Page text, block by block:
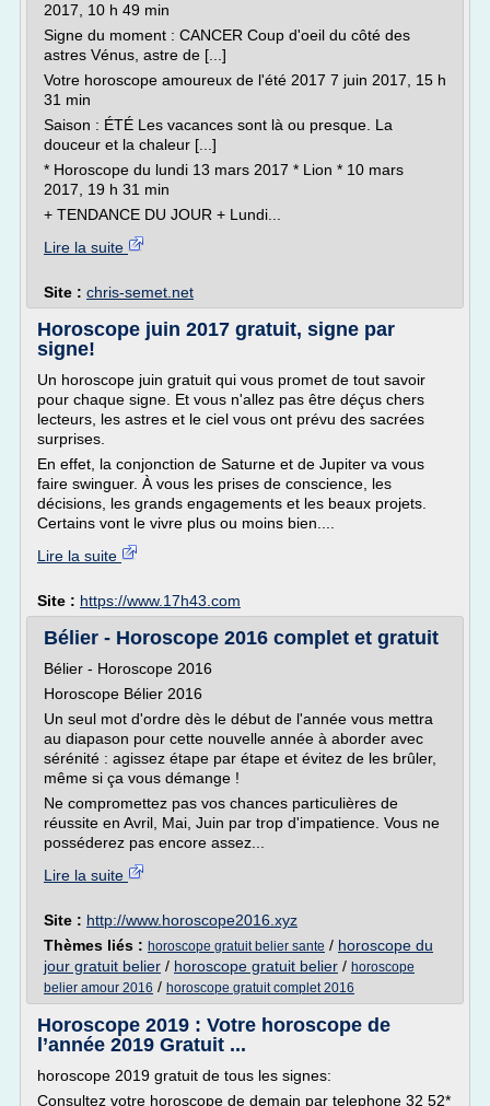
2017, 10 h 49 min
Signe du moment : CANCER Coup d'oeil du côté des
astres Vénus, astre de [...]
Votre horoscope amoureux de l'été 2017 7 juin 2017, 15 h
31 min
Saison : ÉTÉ Les vacances sont là ou presque. La
douceur et la chaleur [...]
* Horoscope du lundi 13 mars 2017 * Lion * 10 mars
2017, 19 h 31 min
+ TENDANCE DU JOUR + Lundi...
Lire la suite
Site : chris-semet.net
Horoscope juin 2017 gratuit, signe par
signe!
Un horoscope juin gratuit qui vous promet de tout savoir
pour chaque signe. Et vous n'allez pas être déçus chers
lecteurs, les astres et le ciel vous ont prévu des sacrées
surprises.
En effet, la conjonction de Saturne et de Jupiter va vous
faire swinguer. À vous les prises de conscience, les
décisions, les grands engagements et les beaux projets.
Certains vont le vivre plus ou moins bien....
Lire la suite
Site : https://www.17h43.com
Bélier - Horoscope 2016 complet et gratuit
Bélier - Horoscope 2016
Horoscope Bélier 2016
Un seul mot d'ordre dès le début de l'année vous mettra
au diapason pour cette nouvelle année à aborder avec
sérénité : agissez étape par étape et évitez de les brûler,
même si ça vous démange !
Ne compromettez pas vos chances particulières de
réussite en Avril, Mai, Juin par trop d'impatience. Vous ne
posséderez pas encore assez...
Lire la suite
Site : http://www.horoscope2016.xyz
Thèmes liés : horoscope gratuit belier sante / horoscope du
jour gratuit belier / horoscope gratuit belier / horoscope
belier amour 2016 / horoscope gratuit complet 2016
Horoscope 2019 : Votre horoscope de
l’année 2019 Gratuit ...
horoscope 2019 gratuit de tous les signes:
Consultez votre horoscope de demain par telephone 32 52*